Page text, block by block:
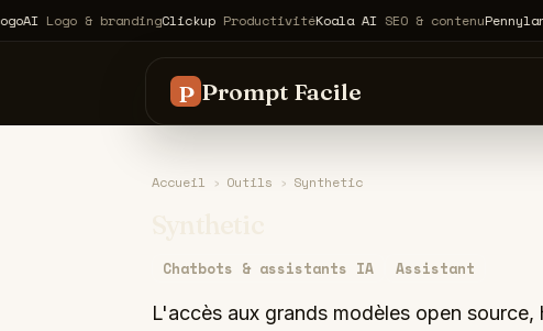
& brandingClickupProductivitéKoala AISEO & contenuPennylane
P Prompt Facile
Accueil › Outils › Synthetic
Chatbots & assistants IA Assistant
L'accès aux grands modèles open source,